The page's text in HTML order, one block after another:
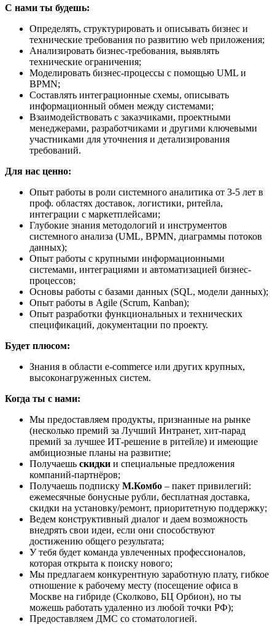
С нами ты будешь:
Определять, структурировать и описывать бизнес и
технические требования по развитию web приложения;
Анализировать бизнес-требования, выявлять
технические ограничения;
Моделировать бизнес-процессы с помощью UML и
BPMN;
Составлять интеграционные схемы, описывать
информационный обмен между системами;
Взаимодействовать с заказчиками, проектными
менеджерами, разработчиками и другими ключевыми
участниками для уточнения и детализирования
требований.
Для нас ценно:
Опыт работы в роли системного аналитика от 3-5 лет в
проф. областях доставок, логистики, ритейла,
интеграции с маркетплейсами;
Глубокие знания методологий и инструментов
системного анализа (UML, BPMN, диаграммы потоков
данных);
Опыт работы с крупными информационными
системами, интеграциями и автоматизацией бизнес-
процессов;
Основы работы с базами данных (SQL, модели данных);
Опыт работы в Agile (Scrum, Kanban);
Опыт разработки функциональных и технических
спецификаций, документации по проекту.
Будет плюсом:
Знания в области e-commerce или других крупных,
высоконагруженных систем.
Когда ты с нами:
Мы предоставляем продукты, признанные на рынке
(несколько премий за Лучший Интранет, хит-парад
премий за лучшее ИТ-решение в ритейле) и имеющие
амбициозные планы на развитие;
Получаешь скидки и специальные предложения
компаний-партнёров;
Получаешь подписку М.Комбо – пакет привилегий:
ежемесячные бонусные рубли, бесплатная доставка,
скидки на установку/ремонт, приоритетную поддержку;
Ведем конструктивный диалог и даем возможность
внедрять свои идеи, если они способствуют
достижению общего результата;
У тебя будет команда увлеченных профессионалов,
которая открыта к поиску нового;
Мы предлагаем конкурентную заработную плату, гибкое
отношение к рабочему месту (посещение офиса в
Москве на гибриде (Сколково, БЦ Орбион), но ты
можешь работать удаленно из любой точки РФ);
Предоставляем ДМС со стоматологией.